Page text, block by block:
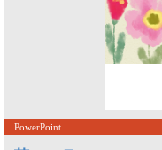
PowerPoint